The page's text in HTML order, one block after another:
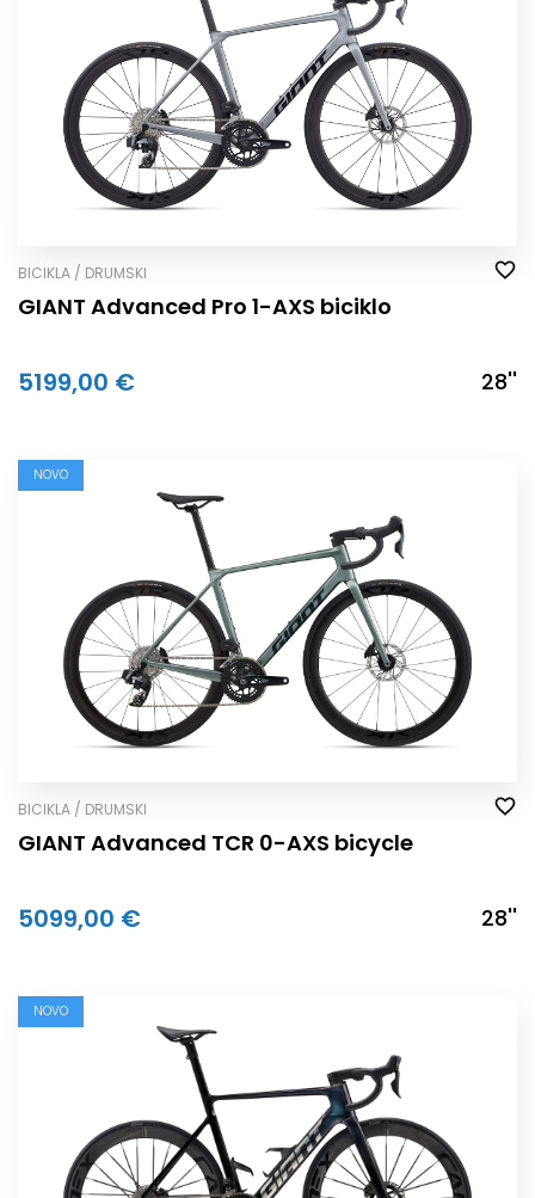
BICIKLA / DRUMSKI
GIANT Advanced Pro 1-AXS biciklo
5199,00 € 28''
NOVO
BICIKLA / DRUMSKI
GIANT Advanced TCR 0-AXS bicycle
5099,00 € 28''
NOVO